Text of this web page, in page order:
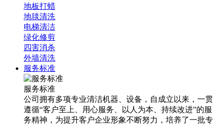
地板打蜡
地毯清洗
电梯清洁
绿化修剪
四害消杀
外墙清洗
服务标准
服务标准
公司拥有多项专业清洁机器、设备，自成立以来，一贯
遵循“客户至上、用心服务、以人为本、持续改进”的服
务精神，为提升客户企业形象不断努力，培养了一批专